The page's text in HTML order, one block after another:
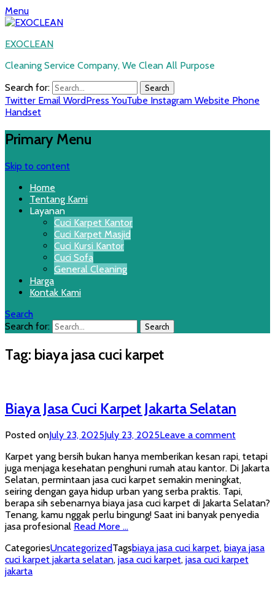
Menu
EXOCLEAN
Cleaning Service Company, We Clean All Purpose
Search for:
Twitter Email WordPress YouTube Instagram Website Phone
Handset
Primary Menu
Skip to content
Home
Tentang Kami
Layanan
Cuci Karpet Kantor
Cuci Karpet Masjid
Cuci Kursi Kantor
Cuci Sofa
General Cleaning
Harga
Kontak Kami
Search
Search for:
Tag: biaya jasa cuci karpet
Biaya Jasa Cuci Karpet Jakarta Selatan
Posted onJuly 23, 2025July 23, 2025Leave a comment
Karpet yang bersih bukan hanya memberikan kesan rapi, tetapi
juga menjaga kesehatan penghuni rumah atau kantor. Di Jakarta
Selatan, permintaan jasa cuci karpet semakin meningkat,
seiring dengan gaya hidup urban yang serba praktis. Tapi,
berapa sih sebenarnya biaya jasa cuci karpet di Jakarta Selatan?
Tenang, kamu nggak perlu bingung! Saat ini banyak penyedia
jasa profesional Read More …
CategoriesUncategorizedTagsbiaya jasa cuci karpet, biaya jasa
cuci karpet jakarta selatan, jasa cuci karpet, jasa cuci karpet
jakarta